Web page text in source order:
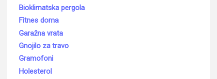
Bioklimatska pergola
Fitnes doma
Garažna vrata
Gnojilo za travo
Gramofoni
Holesterol